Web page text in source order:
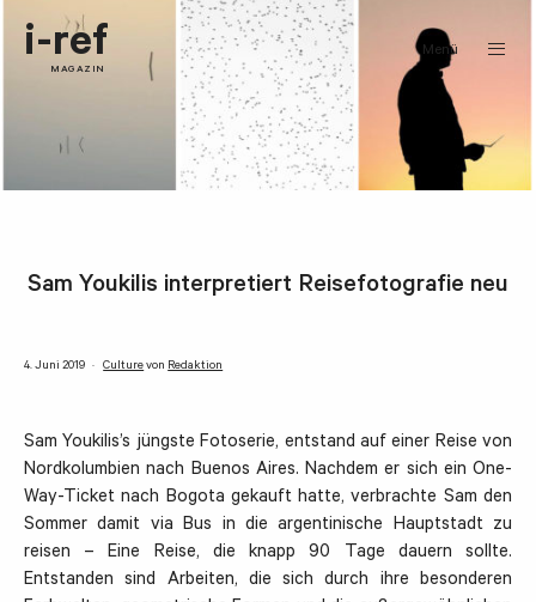
i-ref
MAGAZIN
Menü
Sam Youkilis interpretiert Reisefotografie neu
4. Juni 2019 Culturevon Redaktion
Sam Youkilis’s jüngste Fotoserie, entstand auf einer Reise von
Nordkolumbien nach Buenos Aires. Nachdem er sich ein One-
Way-Ticket nach Bogota gekauft hatte, verbrachte Sam den
Sommer damit via Bus in die argentinische Hauptstadt zu
reisen – Eine Reise, die knapp 90 Tage dauern sollte.
Entstanden sind Arbeiten, die sich durch ihre besonderen